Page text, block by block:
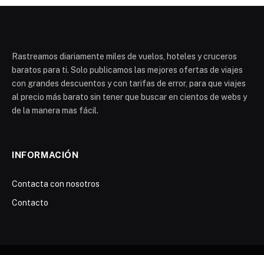
Rastreamos diariamente miles de vuelos, hoteles y cruceros
baratos para ti. Solo publicamos las mejores ofertas de viajes
con grandes descuentos y con tarifas de error, para que viajes
al precio más barato sin tener que buscar en cientos de webs y
de la manera mas fácil.
INFORMACIÓN
Contacta con nosotros
Contacto